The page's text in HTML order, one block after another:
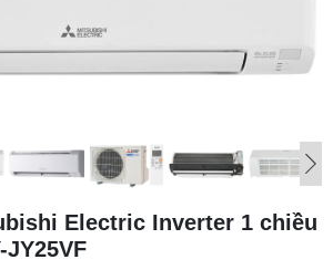
Electric Inverter 1 chiều
JY25VF